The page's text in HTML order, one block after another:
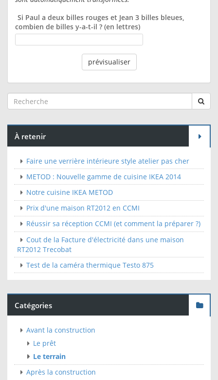
Si Paul a deux billes rouges et Jean 3 billes bleues,
combien de billes y-a-t-il ? (en lettres)
À retenir
Faire une verrière intérieure style atelier pas cher
METOD : Nouvelle gamme de cuisine IKEA 2014
Notre cuisine IKEA METOD
Prix d'une maison RT2012 en CCMI
Réussir sa réception CCMI (et comment la préparer ?)
Cout de la Facture d'électricité dans une maison
RT2012 Trecobat
Test de la caméra thermique Testo 875
Catégories
Avant la construction
Le prêt
Le terrain
Après la construction